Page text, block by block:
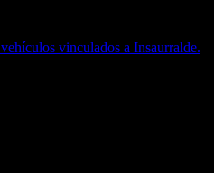
vinculados a Insaurralde.